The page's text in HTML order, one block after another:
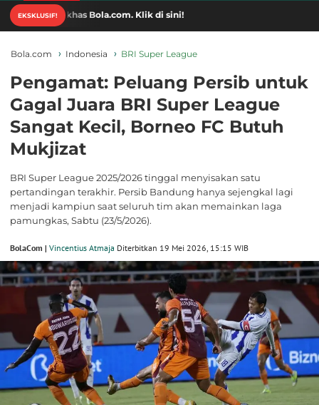
EKSKLUSIF!
Bola.com. Klik di sini!
Bola.com Indonesia BRI Super League
Pengamat: Peluang Persib untuk
Gagal Juara BRI Super League
Sangat Kecil, Borneo FC Butuh
Mukjizat
BRI Super League 2025/2026 tinggal menyisakan satu
pertandingan terakhir. Persib Bandung hanya sejengkal lagi
menjadi kampiun saat seluruh tim akan memainkan laga
pamungkas, Sabtu (23/5/2026).
BolaCom | Vincentius Atmaja Diterbitkan 19 Mei 2026, 15:15 WIB